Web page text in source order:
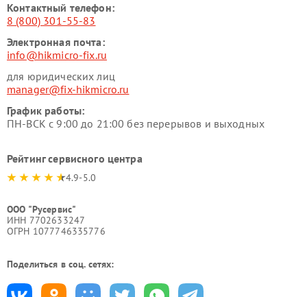
Контактный телефон:
8 (800) 301-55-83
Электронная почта:
info@hikmicro-fix.ru
для юридических лиц
manager@fix-hikmicro.ru
График работы:
ПН-ВСК с 9:00 до 21:00 без перерывов и выходных
Рейтинг сервисного центра
4.9-5.0
ООО "Русервис"
ИНН 7702633247
ОГРН 1077746335776
Поделиться в соц. сетях: